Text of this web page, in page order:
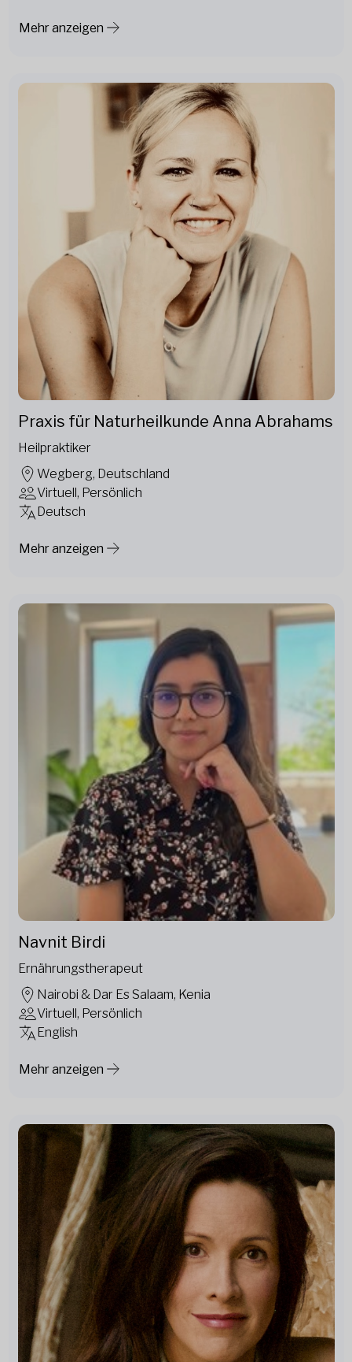
Mehr anzeigen
Praxis für Naturheilkunde Anna Abrahams
Heilpraktiker
Wegberg, Deutschland
Virtuell, Persönlich
Deutsch
Mehr anzeigen
Navnit Birdi
Ernährungstherapeut
Nairobi & Dar Es Salaam, Kenia
Virtuell, Persönlich
English
Mehr anzeigen